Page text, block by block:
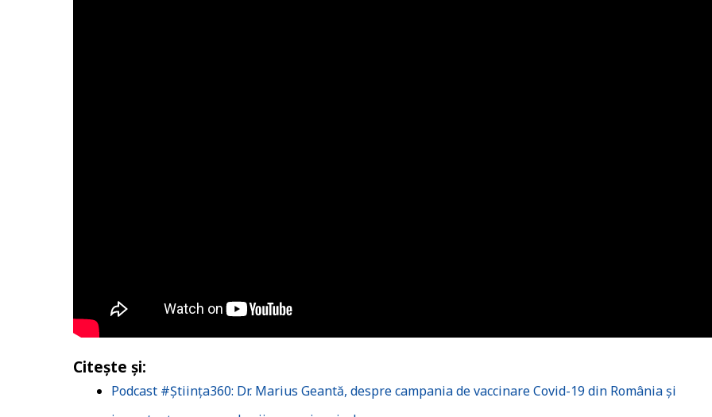
Citește și:
Podcast #Știința360: Dr. Marius Geantă, despre campania de vaccinare Covid-19 din România și